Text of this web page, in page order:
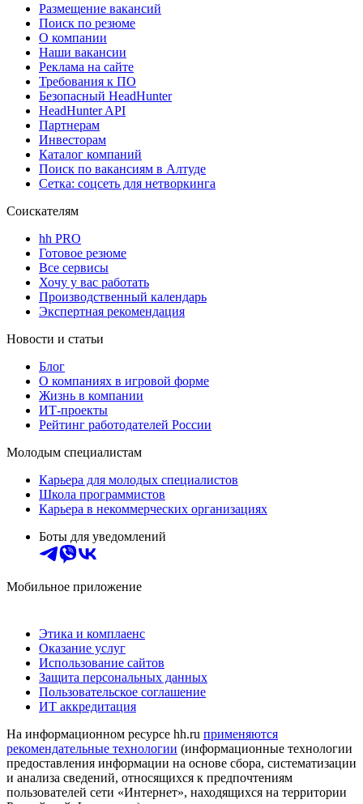
Размещение вакансий
Поиск по резюме
О компании
Наши вакансии
Реклама на сайте
Требования к ПО
Безопасный HeadHunter
HeadHunter API
Партнерам
Инвесторам
Каталог компаний
Поиск по вакансиям в Алтуде
Сетка: соцсеть для нетворкинга
Соискателям
hh PRO
Готовое резюме
Все сервисы
Хочу у вас работать
Производственный календарь
Экспертная рекомендация
Новости и статьи
Блог
О компаниях в игровой форме
Жизнь в компании
ИТ-проекты
Рейтинг работодателей России
Молодым специалистам
Карьера для молодых специалистов
Школа программистов
Карьера в некоммерческих организациях
Боты для уведомлений
Мобильное приложение
Этика и комплаенс
Оказание услуг
Использование сайтов
Защита персональных данных
Пользовательское соглашение
ИТ аккредитация
На информационном ресурсе hh.ru применяются
рекомендательные технологии (информационные технологии
предоставления информации на основе сбора, систематизации
и анализа сведений, относящихся к предпочтениям
пользователей сети «Интернет», находящихся на территории